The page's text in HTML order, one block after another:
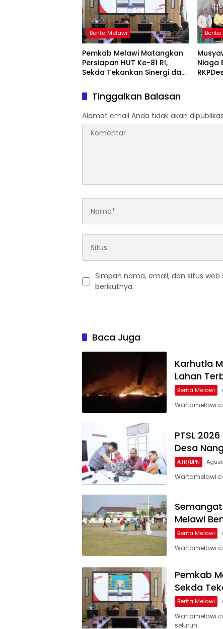
Berita Melawi
Pemkab Melawi Matangkan
Persiapan HUT Ke-81 RI,
Sekda Tekankan Sinergi dan
Berita
Niaga
Tinggalkan Balasan
Alamat email Anda tidak akan
Simpan nama, email, dan situs
berikutnya.
Baca Juga
Karhutla
Lahan
Berita Melawi
PTSL
Desa
ATR/BPN
Melawi
Berita Melawi
Pemkab
Sekda
Berita Melawi
seluruh…